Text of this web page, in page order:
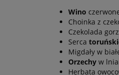
Wino
Choinka z
Czekolada
Serca
Migdały w
Orzechy w
Herbata